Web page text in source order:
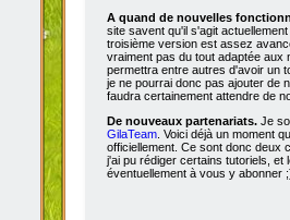
A quand de nouvelles
site savent qu'il s'agit
troisième version est assez
vraiment pas du tout adaptée aux
permettra entre autres d'avoir un
je ne pourrai donc pas ajouter de
faudra certainement attendre de
De nouveaux partenariats. Je
GilaTeam . Voici déjà un moment
officiellement. Ce sont donc deux
j'ai pu rédiger certains tutoriels,
éventuellement à vous y abonner